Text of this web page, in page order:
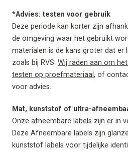
*Advies: testen voor gebruik
Deze periode kan korter zijn
de omgeving waar het gebruikt
materialen is de kans groter dat er
zoals bij RVS. Wij raden aan om
testen op proefmateriaal , of
voor advies.
Mat, kunststof of ultra-
Onze afneembare labels zijn er in
Deze Afneembare labels zijn
kunststof labels voor tijdelijke